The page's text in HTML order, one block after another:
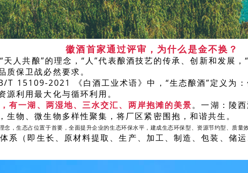
徽酒首家通过评审，为什么是金不换？
人共酿”的理念，“人”代表酿酒技艺的传承、创新和发展
保卫战必然要求。
T 15109-2021 《白酒工业术语》中，“生态酿酒”定义为
利用最大化与循环利用。
有一湖、两湿地、三水交汇、两岸抱滩的美景。一湖：陵
物、微生物多样性聚集，将厂区紧密围抱，和谐共生。
，生态占位置于首要，全面提升企业的生态环保水平，建成生态环保型、资源节约型、质量
系（即生长、原材料提取、生产、加工、制造、包装、储